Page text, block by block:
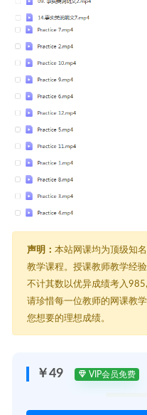
声明： 本站网课均为顶级知
教学课程。授课教师教学经
不计其数以优异成绩考入
请珍惜每一位教师的网课教
您想要的理想成绩。
￥49 VIP会员免费